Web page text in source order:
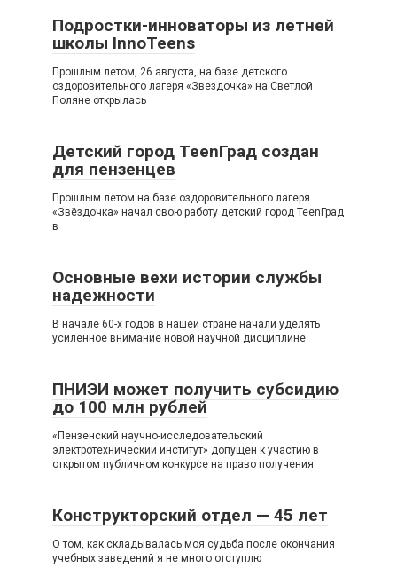
Подростки-инноваторы из летней
школы InnoTeens
Прошлым летом, 26 августа, на базе детского
оздоровительного лагеря «Звездочка» на Светлой
Поляне открылась
Детский город ТееnГрад создан
для пензенцев
Прошлым летом на базе оздоровительного лагеря
«Звёздочка» начал свою работу детский город TeenГрад
в
Основные вехи истории службы
надежности
В начале 60-х годов в нашей стране начали уделять
усиленное внимание новой научной дисциплине
ПНИЭИ может получить субсидию
до 100 млн рублей
«Пензенский научно-исследовательский
электротехнический институт» допущен к участию в
открытом публичном конкурсе на право получения
Конструкторский отдел — 45 лет
О том, как складывалась моя судьба после окончания
учебных заведений я не много отступлю